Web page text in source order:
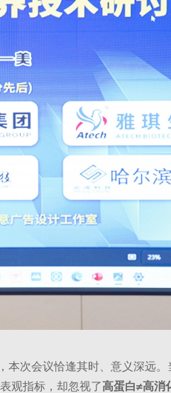
次会议恰逢其时、意义深远。
观指标，却忽视了高蛋白≠高消